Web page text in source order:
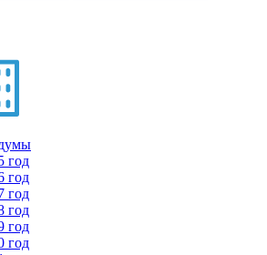
год
год
год
год
год
год